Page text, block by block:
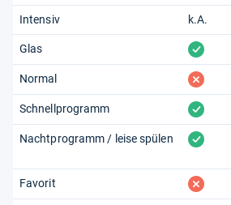
Intensiv k.A.
Glas vorhanden
Normal fehlt
Schnellprogramm vorhanden
Nachtprogramm / leise spülen vorhanden
Favorit fehlt